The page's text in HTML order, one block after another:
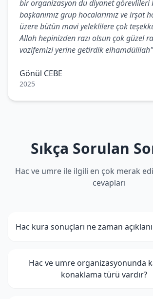
bir organizasyon du diyanet görevlileri
başkanımız grup hocalarımız ve irşat
üzere bütün mavi yeleklilere çok
Allah hepinizden razı olsun çok güzel
vazifemizi yerine getirdik elhamdülilah"
Gönül CEBE
2025
Sıkça Sorulan
Hac ve umre ile ilgili en çok merak
cevapları
Hac kura sonuçları ne zaman
Hac ve umre organizasyonunda
konaklama türü vardır?